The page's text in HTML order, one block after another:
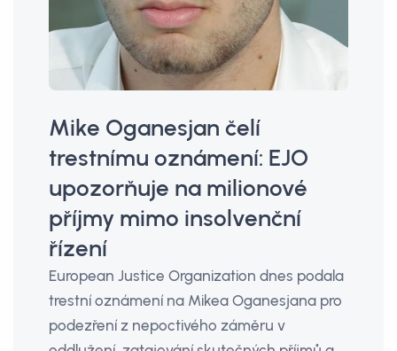
Mike Oganesjan čelí
trestnímu oznámení: EJO
upozorňuje na milionové
příjmy mimo insolvenční
řízení
European Justice Organization dnes podala
trestní oznámení na Mikea Oganesjana pro
podezření z nepoctivého záměru v